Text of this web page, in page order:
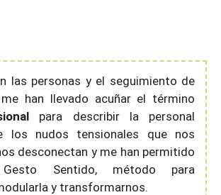
las personas y el seguimiento de
me han llevado acuñar el término
para describir la personal
los nudos tensionales que nos
desconectan y me han permitido
Gesto Sentido, método para
y transformarnos.